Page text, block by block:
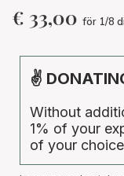
€ 33,00 för 1/8
✌
Without
1% of your
of your